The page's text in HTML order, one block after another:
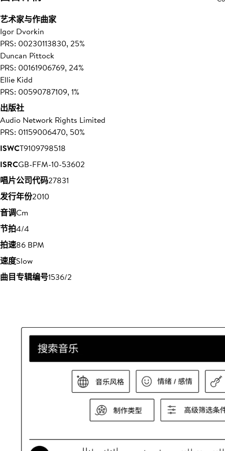
艺术家与作曲家
Igor Dvorkin
PRS: 00230113830, 25%
Duncan Pittock
PRS: 00161906769, 24%
Ellie Kidd
PRS: 00590787109, 1%
出版社
Audio Network Rights Limited
PRS: 01159006470, 50%
ISWCT9109798518
ISRCGB-FFM-10-53602
唱片公司代码27831
发行年份2010
音调Cm
节拍4/4
拍速86 BPM
速度Slow
曲目专辑编号1536/2